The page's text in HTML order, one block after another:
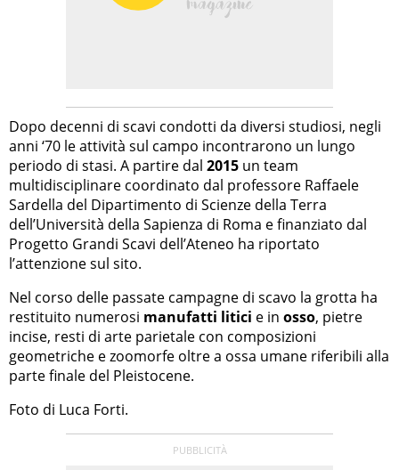
Dopo decenni di scavi condotti da diversi studiosi, negli
anni ‘70 le attività sul campo incontrarono un lungo
periodo di stasi. A partire dal 2015 un team
multidisciplinare coordinato dal professore Raffaele
Sardella del Dipartimento di Scienze della Terra
dell’Università della Sapienza di Roma e finanziato dal
Progetto Grandi Scavi dell’Ateneo ha riportato
l’attenzione sul sito.
Nel corso delle passate campagne di scavo la grotta ha
restituito numerosi manufatti litici e in osso, pietre
incise, resti di arte parietale con composizioni
geometriche e zoomorfe oltre a ossa umane riferibili alla
parte finale del Pleistocene.
Foto di Luca Forti.